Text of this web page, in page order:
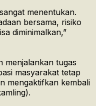
menentukan.
bersama, risiko
diminimalkan,”
menjalankan tugas
masyarakat tetap
mengaktifkan kembali